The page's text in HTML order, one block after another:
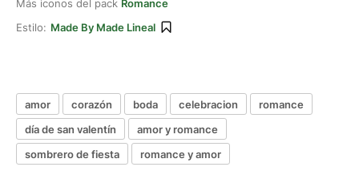
Más iconos del pack Romance
Estilo: Made By Made Lineal
amor corazón boda celebracion
romance
día de san valentín
amor y romance
sombrero de fiesta
romance y amor